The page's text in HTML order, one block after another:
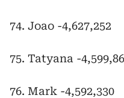
74. Joao -4,627,252
75. Tatyana -
76. Mark -4,592,330